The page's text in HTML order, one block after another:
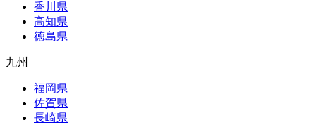
香川県
高知県
徳島県
九州
福岡県
佐賀県
長崎県